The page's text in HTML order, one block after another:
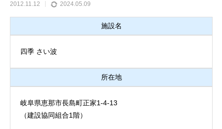
2012.11.12 2024.05.09
施設名
四季 さい波
所在地
岐阜県恵那市長島町正家1-4-13
（建設協同組合1階）